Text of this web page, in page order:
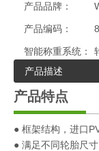
产品品牌：
产品编码：
智能称重系统：
产品描述
产品特点
● 框架结构，进口
● 满足不同轮胎尺